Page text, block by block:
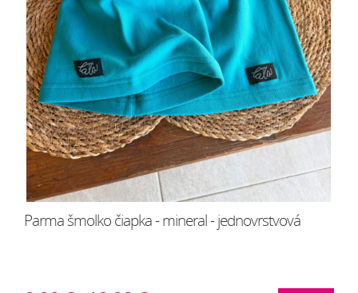
Parma šmolko čiapka - mineral - jednovrstvová